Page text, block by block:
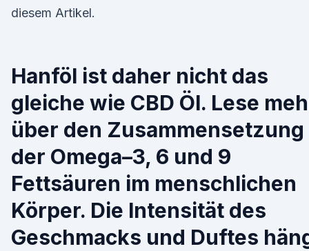
diesem Artikel.
Hanföl ist daher nicht das
gleiche wie CBD Öl. Lese
über den Zusammensetzung
der Omega–3, 6 und 9
Fettsäuren im menschlichen
Körper. Die Intensität des
Geschmacks und Duftes